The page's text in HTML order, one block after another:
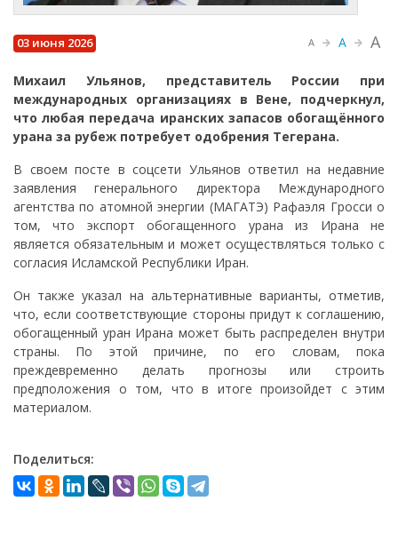
03 июня 2026 A A A
Михаил Ульянов, представитель России при
международных организациях в Вене, подчеркнул,
что любая передача иранских запасов обогащённого
урана за рубеж потребует одобрения Тегерана.
В своем посте в соцсети Ульянов ответил на недавние
заявления генерального директора Международного
агентства по атомной энергии (МАГАТЭ) Рафаэля Гросси о
том, что экспорт обогащенного урана из Ирана не
является обязательным и может осуществляться только с
согласия Исламской Республики Иран.
Он также указал на альтернативные варианты, отметив,
что, если соответствующие стороны придут к соглашению,
обогащенный уран Ирана может быть распределен внутри
страны. По этой причине, по его словам, пока
преждевременно делать прогнозы или строить
предположения о том, что в итоге произойдет с этим
материалом.
Поделиться: